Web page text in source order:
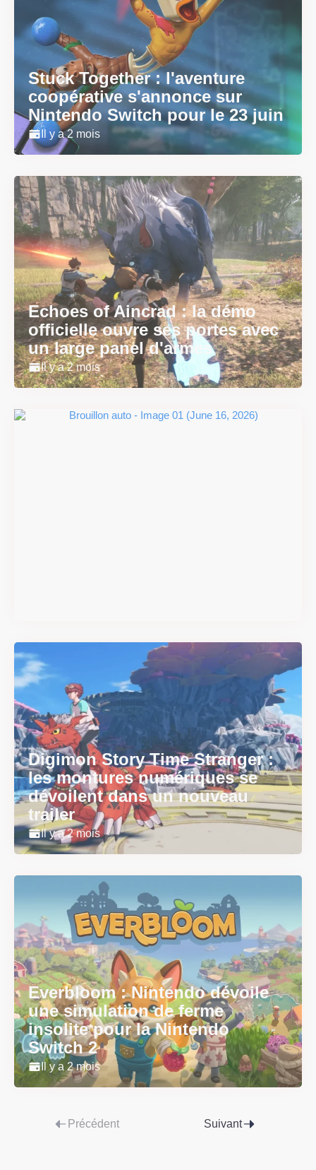
Stuck Together : l'aventure
coopérative s'annonce sur
Nintendo Switch pour le 23 juin
Il y a 2 mois
Echoes of Aincrad : la démo
officielle ouvre ses portes avec
un large panel d'armes
Il y a 2 mois
Digimon Story Time Stranger :
les montures numériques se
dévoilent dans un nouveau
trailer
Il y a 2 mois
Everbloom : Nintendo dévoile
une simulation de ferme
insolite pour la Nintendo
Switch 2
Il y a 2 mois
Précédent Suivant